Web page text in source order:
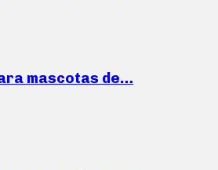
mascotas de…